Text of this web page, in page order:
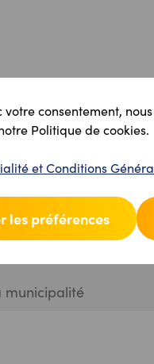
consentement,
Politique de cookies.
et Conditions
les préférences
de